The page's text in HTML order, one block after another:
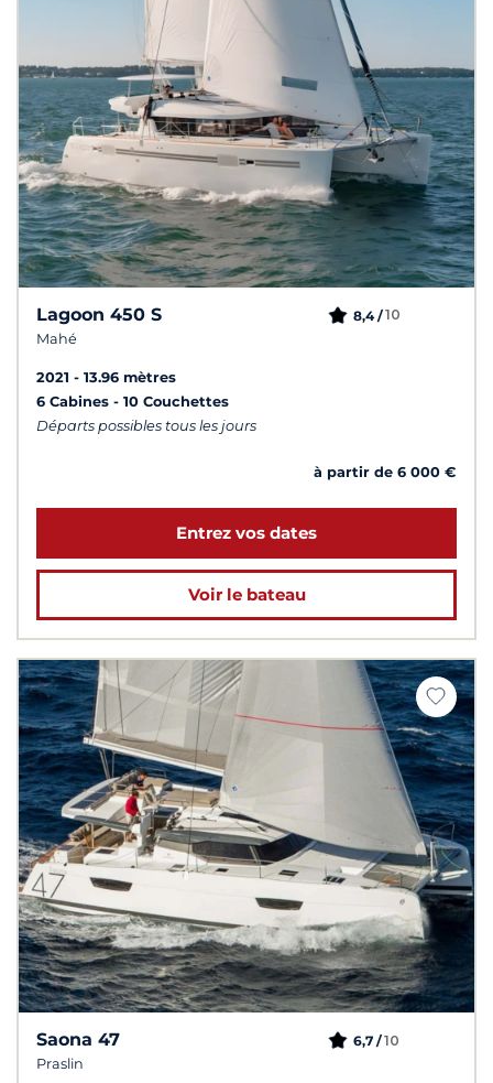
Lagoon 450 S
Mahé
8,4 /10
2021
13.96 mètres
6 Cabines
10 Couchettes
Départs possibles tous les jours
à partir de 6 000 €
Entrez vos dates
Voir le bateau
Saona 47
Praslin
6,7 /10